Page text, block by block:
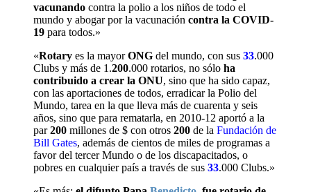
vacunando contra la polio a los niños de todo el
mundo y abogar por la vacunación contra la COVID-
19 para todos.»
«Rotary es la mayorONG del mundo, con sus 33.000
Clubs y más de 1.200.000 rotarios, no sólo ha
contribuido a crear la ONU, sino que ha sido capaz,
con las aportaciones de todos, erradicar la Polio del
Mundo, tarea en la que lleva más de cuarenta y seis
años, sino que para rematarla, en 2010-12 aportó a la
par200 millones de $ con otros 200 de la Fundación de
Bill Gates, además de cientos de miles de programas a
favor del tercer Mundo o de los discapacitados, o
pobres en cualquier país a través de sus 33.000 Clubs.»